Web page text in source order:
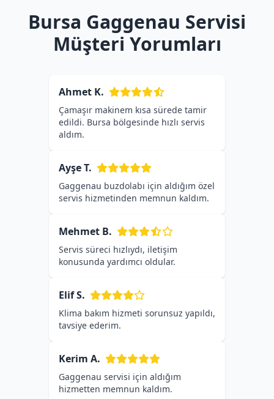
Bursa Gaggenau Servisi
Müşteri Yorumları
Ahmet K.
Çamaşır makinem kısa sürede tamir
edildi. Bursa bölgesinde hızlı servis
aldım.
Ayşe T.
Gaggenau buzdolabı için aldığım özel
servis hizmetinden memnun kaldım.
Mehmet B.
Servis süreci hızlıydı, iletişim
konusunda yardımcı oldular.
Elif S.
Klima bakım hizmeti sorunsuz yapıldı,
tavsiye ederim.
Kerim A.
Gaggenau servisi için aldığım
hizmetten memnun kaldım.